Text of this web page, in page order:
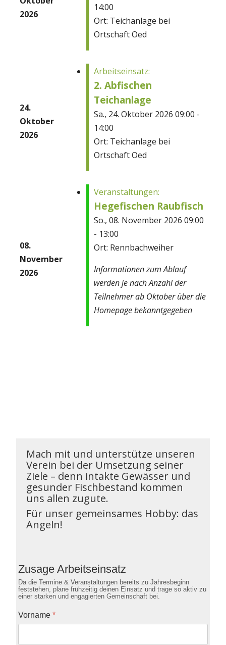
2026
14:00
Ort: Teichanlage bei
Ortschaft Oed
24.
Oktober
2026
Arbeitseinsatz:
2. Abfischen
Teichanlage
Sa., 24. Oktober 2026 09:00 -
14:00
Ort: Teichanlage bei
Ortschaft Oed
08.
November
2026
Veranstaltungen:
Hegefischen Raubfisch
So., 08. November 2026 09:00
- 13:00
Ort: Rennbachweiher
Informationen zum Ablauf
werden je nach Anzahl der
Teilnehmer ab Oktober über die
Homepage bekanntgegeben
Mach mit und unterstütze unseren
Verein bei der Umsetzung seiner
Ziele – denn intakte Gewässer und
gesunder Fischbestand kommen
uns allen zugute.
Für unser gemeinsames Hobby: das
Angeln!
Zusage Arbeitseinsatz
Da die Termine & Veranstaltungen bereits zu Jahresbeginn
feststehen, plane frühzeitig deinen Einsatz und trage so aktiv zu
einer starken und engagierten Gemeinschaft bei.
Vorname *